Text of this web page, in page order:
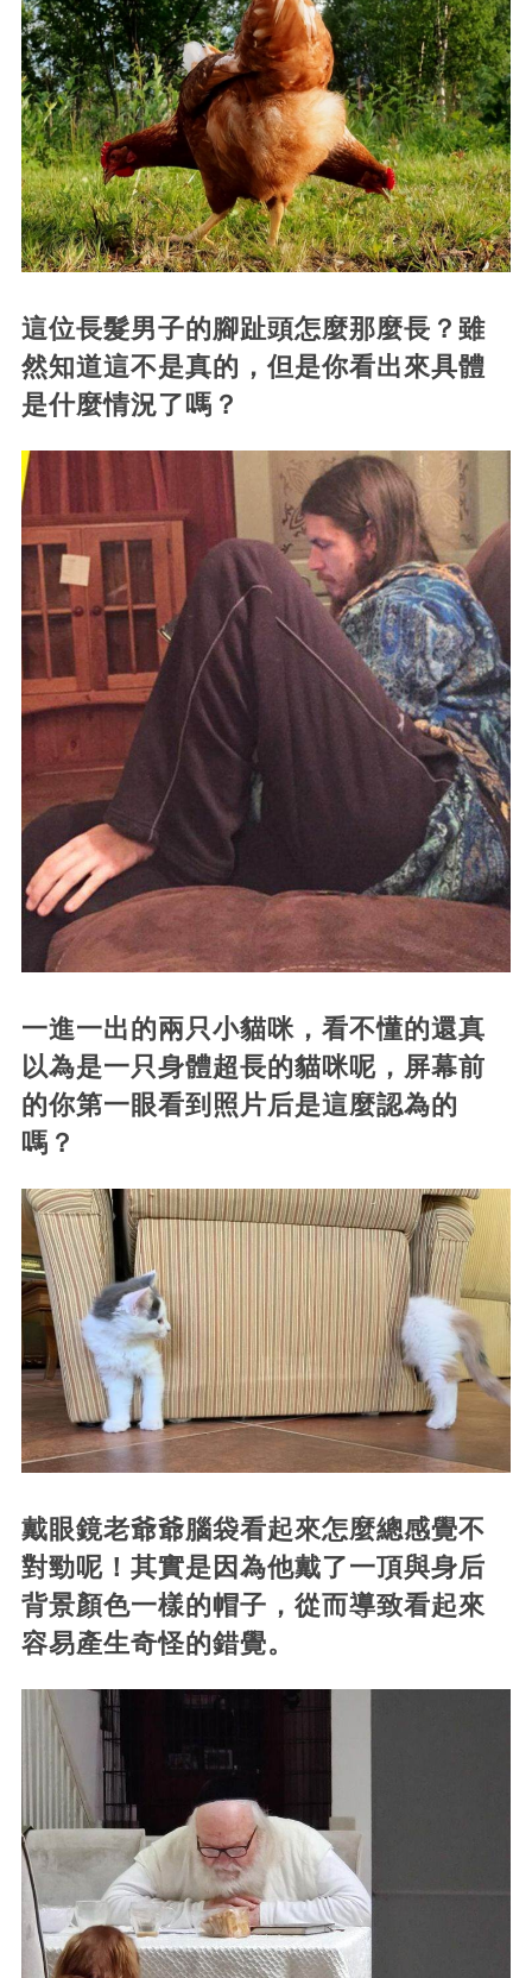
這位長髮男子的腳趾頭怎麼那麼長？雖
然知道這不是真的，但是你看出來具體
是什麼情況了嗎？
一進一出的兩只小貓咪，看不懂的還真
以為是一只身體超長的貓咪呢，屏幕前
的你第一眼看到照片后是這麼認為的
嗎？
戴眼鏡老爺爺腦袋看起來怎麼總感覺不
對勁呢！其實是因為他戴了一頂與身后
背景顏色一樣的帽子，從而導致看起來
容易產生奇怪的錯覺。